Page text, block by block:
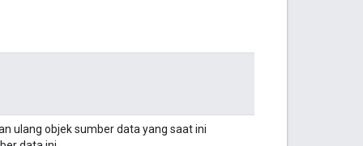
ulang objek sumber data yang saat ini